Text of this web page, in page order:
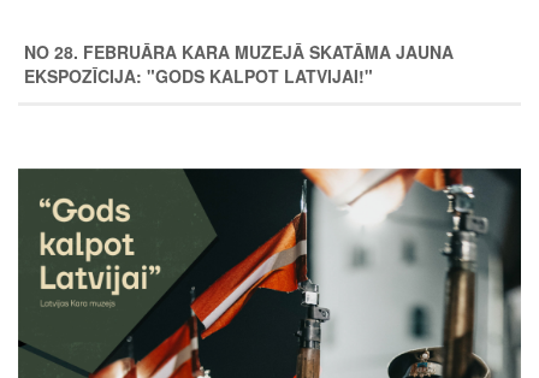
NO 28. FEBRUĀRA KARA MUZEJĀ SKATĀMA JAUNA
EKSPOZĪCIJA: "GODS KALPOT LATVIJAI!"